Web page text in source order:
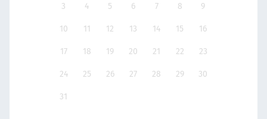
3 4 5 6 7 8 9
10 11 12 13 14 15 16
17 18 19 20 21 22 23
24 25 26 27 28 29 30
31